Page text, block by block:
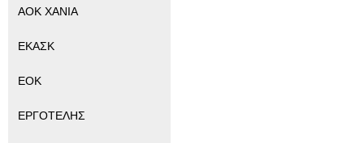
ΑΟΚ ΧΑΝΙΑ
ΕΚΑΣΚ
ΕΟΚ
ΕΡΓΟΤΕΛΗΣ